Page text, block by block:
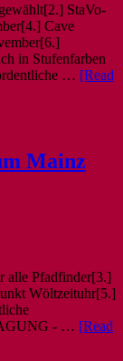
StaVo-
Cave
in Stufenfarben
… [Read
Mainz
alle Pfadfinder[3.]
Wöltzeituhr[5.]
- … [Read